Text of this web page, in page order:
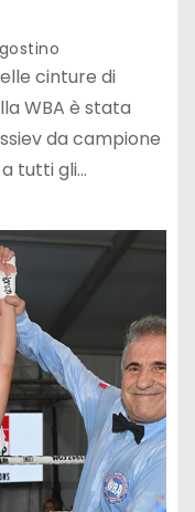
cinture di
WBA è stata
da campione
tutti gli…